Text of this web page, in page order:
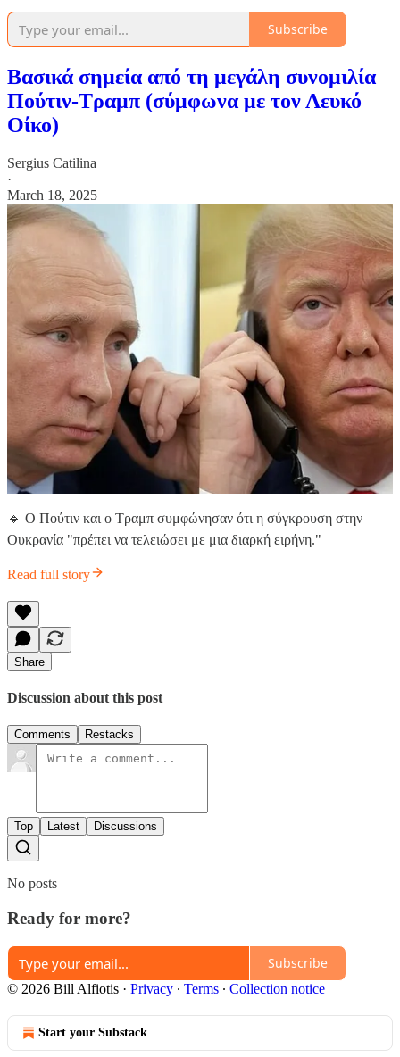
Subscribe
Βασικά σημεία από τη μεγάλη συνομιλία
Πούτιν-Τραμπ (σύμφωνα με τον Λευκό
Οίκο)
Sergius Catilina
·
March 18, 2025
🔹 Ο Πούτιν και ο Τραμπ συμφώνησαν ότι η σύγκρουση στην
Ουκρανία "πρέπει να τελειώσει με μια διαρκή ειρήνη."
Read full story
Share
Discussion about this post
Comments Restacks
Top Latest Discussions
No posts
Ready for more?
Subscribe
© 2026 Bill Alfiotis · Privacy ∙ Terms ∙ Collection notice
Start your Substack